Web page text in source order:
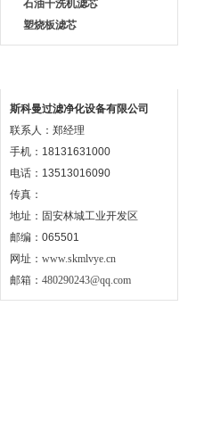
石油干洗机滤芯
塑烧板滤芯
斯科曼过滤净化设备有限公司
联系人：郑经理
手机：18131631000
电话：13513016090
传真：
地址：固安林城工业开发区
邮编：065501
网址： www.skmlvye.cn
邮箱： 480290243@qq.com